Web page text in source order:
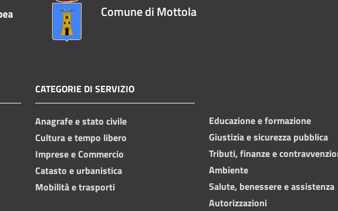
Comune di Mottola
CATEGORIE DI SERVIZIO
Anagrafe e stato civile
Cultura e tempo libero
Imprese e Commercio
Catasto e urbanistica
Mobilità e trasporti
Educazione e formazione
Giustizia e sicurezza pubblica
Tributi, finanze e
Ambiente
Salute, benessere e assistenza
Autorizzazioni